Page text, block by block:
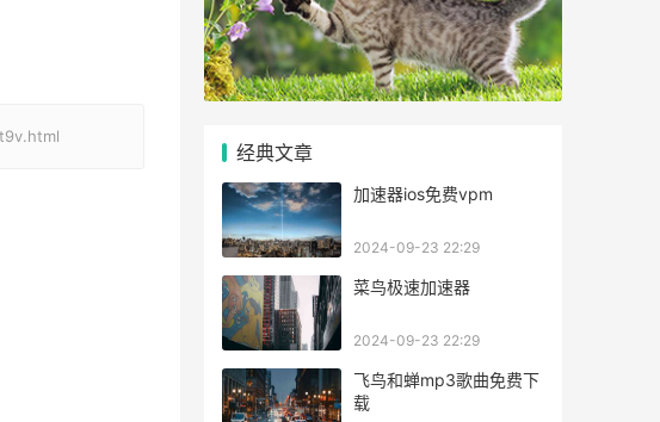
经典文章
加速器ios免费vpm
2024-09-23 22:29
菜鸟极速加速器
2024-09-23 22:29
飞鸟和蝉mp3歌曲免费下
载